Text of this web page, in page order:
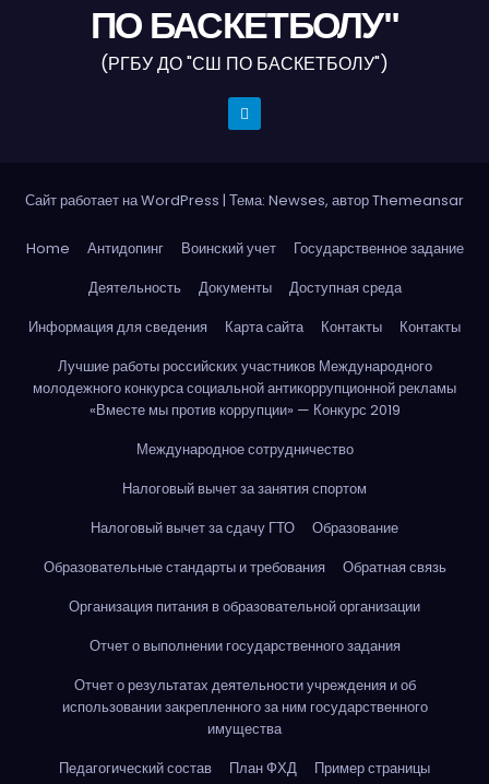
ПО БАСКЕТБОЛУ"
(РГБУ ДО "СШ ПО БАСКЕТБОЛУ")
Сайт работает на WordPress | Тема: Newses, авторThemeansar
Home Антидопинг Воинский учет
Государственное задание
Деятельность
Документы
Доступная среда
Информация для сведения
Карта сайта Контакты
Контакты
Лучшие работы российских участников Международного
молодежного конкурса социальной антикоррупционной рекламы
«Вместе мы против коррупции» — Конкурс 2019
Международное сотрудничество
Налоговый вычет за занятия спортом
Налоговый вычет за сдачу ГТО
Образование
Образовательные стандарты и требования
Обратная связь
Организация питания в образовательной организации
Отчет о выполнении государственного задания
Отчет о результатах деятельности учреждения и об
использовании закрепленного за ним государственного
имущества
Педагогический состав
План ФХД Пример страницы